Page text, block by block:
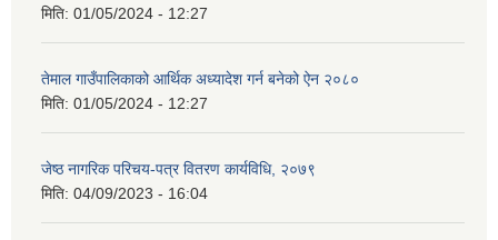
मिति: 01/05/2024 - 12:27
तेमाल गाउँपालिकाको आर्थिक अध्यादेश गर्न बनेको ऐन २०८०
मिति: 01/05/2024 - 12:27
जेष्ठ नागरिक परिचय-पत्र वितरण कार्यविधि, २०७९
मिति: 04/09/2023 - 16:04